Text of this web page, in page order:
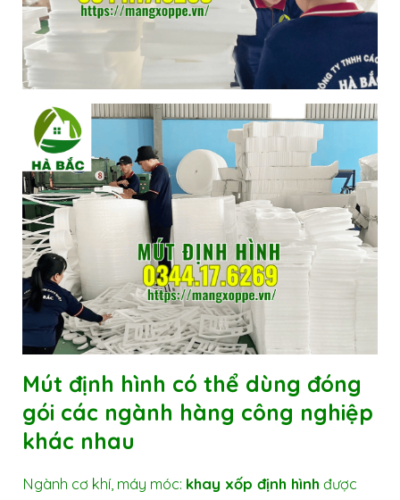
Mút định hình có thể dùng đóng
gói các ngành hàng công nghiệp
khác nhau
Ngành cơ khí, máy móc: khay xốp định hình được